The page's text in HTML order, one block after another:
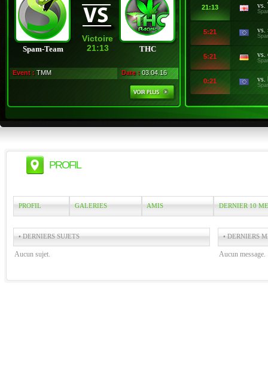
Spam-Team
Victoire
21:13
THC
Event : TMM Date : 03.04.16
21:13 vs.
5:21 vs.
5:21 vs.
0:21 vs.
PROFIL
PROFIL GALERIES AMIS DERNIER 10
• DERNIERS SUJETS
Aucun sujet.
• DERNIERS
Aucun message.